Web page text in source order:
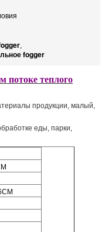
,
fogger
потоке теплого
продукции, малый,
еды, парки,